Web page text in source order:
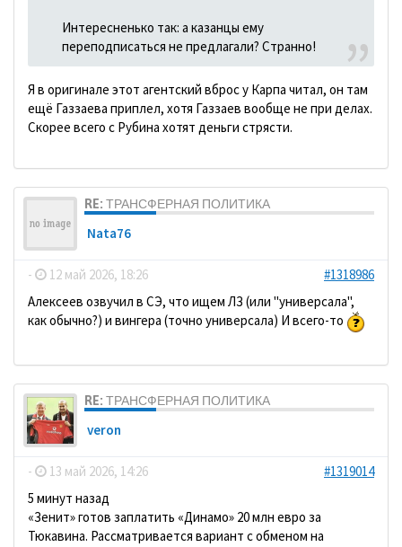
Интересненько так: а казанцы ему
переподписаться не предлагали? Странно!
Я в оригинале этот агентский вброс у Карпа читал, он там
ещё Газзаева приплел, хотя Газзаев вообще не при делах.
Скорее всего с Рубина хотят деньги стрясти.
RE: ТРАНСФЕРНАЯ ПОЛИТИКА
Nata76
- 12 май 2026, 18:26
#1318986
Алексеев озвучил в СЭ, что ищем ЛЗ (или "универсала",
как обычно?) и вингера (точно универсала) И всего-то
RE: ТРАНСФЕРНАЯ ПОЛИТИКА
veron
- 13 май 2026, 14:26
#1319014
5 минут назад
«Зенит» готов заплатить «Динамо» 20 млн евро за
Тюкавина. Рассматривается вариант с обменом на